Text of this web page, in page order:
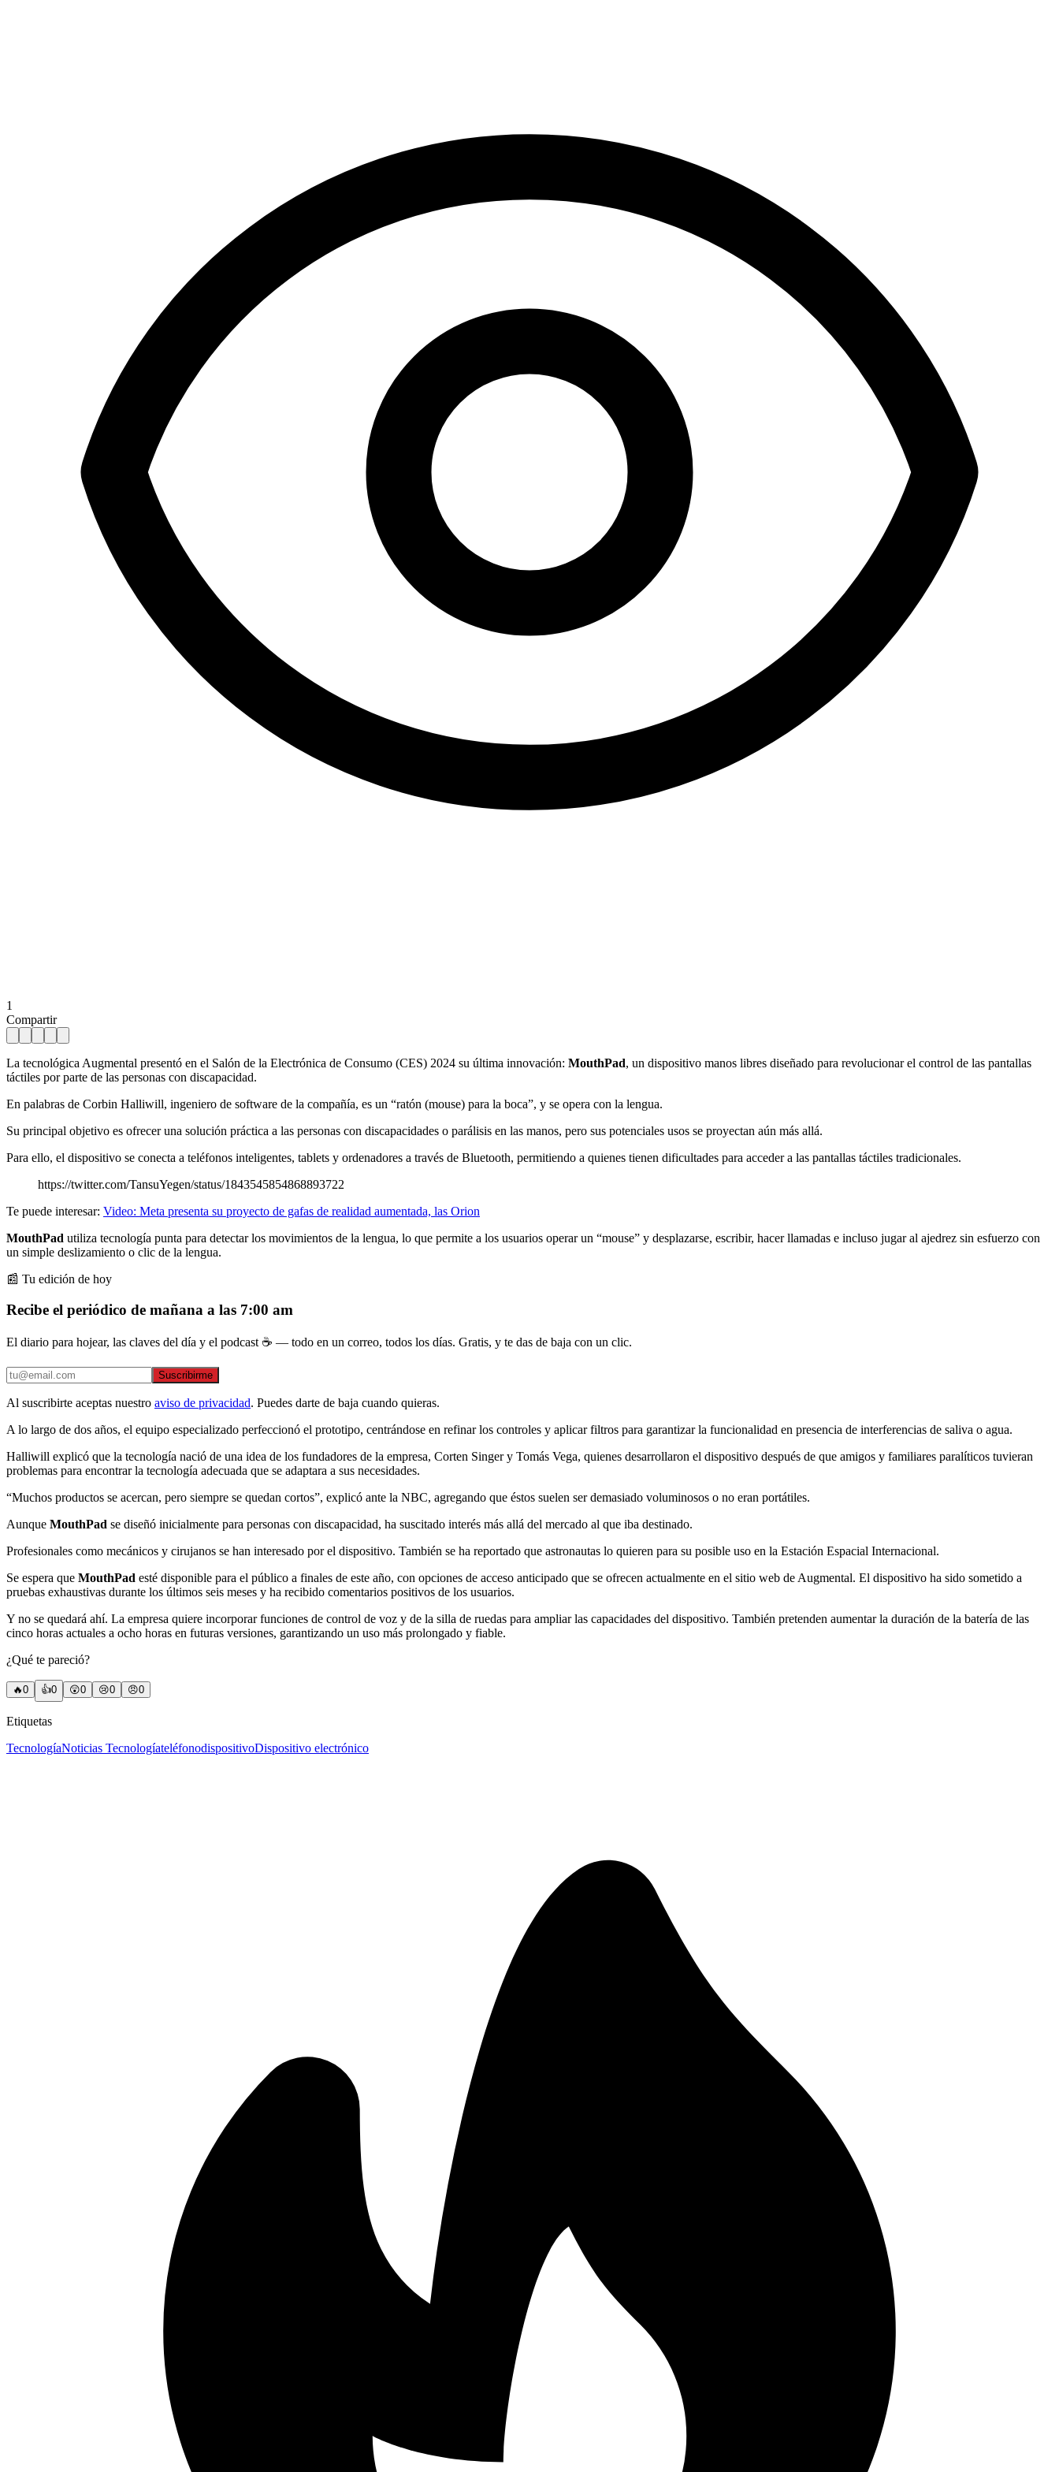
1
Compartir
La tecnológica Augmental presentó en el Salón de la Electrónica de Consumo (CES) 2024 su última innovación: MouthPad, un dispositivo manos libres diseñado para revolucionar el control de las pantallas
táctiles por parte de las personas con discapacidad.
En palabras de Corbin Halliwill, ingeniero de software de la compañía, es un “ratón (mouse) para la boca”, y se opera con la lengua.
Su principal objetivo es ofrecer una solución práctica a las personas con discapacidades o parálisis en las manos, pero sus potenciales usos se proyectan aún más allá.
Para ello, el dispositivo se conecta a teléfonos inteligentes, tablets y ordenadores a través de Bluetooth, permitiendo a quienes tienen dificultades para acceder a las pantallas táctiles tradicionales.
https://twitter.com/TansuYegen/status/1843545854868893722
Te puede interesar: Video: Meta presenta su proyecto de gafas de realidad aumentada, las Orion
MouthPad utiliza tecnología punta para detectar los movimientos de la lengua, lo que permite a los usuarios operar un “mouse” y desplazarse, escribir, hacer llamadas e incluso jugar al ajedrez sin esfuerzo con
un simple deslizamiento o clic de la lengua.
📰 Tu edición de hoy
Recibe el periódico de mañana a las 7:00 am
El diario para hojear, las claves del día y el podcast ☕ — todo en un correo, todos los días. Gratis, y te das de baja con un clic.
Suscribirme
Al suscribirte aceptas nuestro aviso de privacidad. Puedes darte de baja cuando quieras.
A lo largo de dos años, el equipo especializado perfeccionó el prototipo, centrándose en refinar los controles y aplicar filtros para garantizar la funcionalidad en presencia de interferencias de saliva o agua.
Halliwill explicó que la tecnología nació de una idea de los fundadores de la empresa, Corten Singer y Tomás Vega, quienes desarrollaron el dispositivo después de que amigos y familiares paralíticos tuvieran
problemas para encontrar la tecnología adecuada que se adaptara a sus necesidades.
“Muchos productos se acercan, pero siempre se quedan cortos”, explicó ante la NBC, agregando que éstos suelen ser demasiado voluminosos o no eran portátiles.
Aunque MouthPad se diseñó inicialmente para personas con discapacidad, ha suscitado interés más allá del mercado al que iba destinado.
Profesionales como mecánicos y cirujanos se han interesado por el dispositivo. También se ha reportado que astronautas lo quieren para su posible uso en la Estación Espacial Internacional.
Se espera que MouthPad esté disponible para el público a finales de este año, con opciones de acceso anticipado que se ofrecen actualmente en el sitio web de Augmental. El dispositivo ha sido sometido a
pruebas exhaustivas durante los últimos seis meses y ha recibido comentarios positivos de los usuarios.
Y no se quedará ahí. La empresa quiere incorporar funciones de control de voz y de la silla de ruedas para ampliar las capacidades del dispositivo. También pretenden aumentar la duración de la batería de las
cinco horas actuales a ocho horas en futuras versiones, garantizando un uso más prolongado y fiable.
¿Qué te pareció?
🔥0 👍0 😲0 😢0 😠0
Etiquetas
TecnologíaNoticias TecnologíateléfonodispositivoDispositivo electrónico